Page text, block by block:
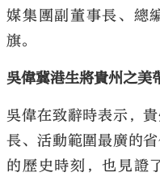
媒集團副董事長、總
旗。
吳偉冀港生將貴州之美
吳偉在致辭時表示，
長、活動範圍最廣的
的歷史時刻，也見證